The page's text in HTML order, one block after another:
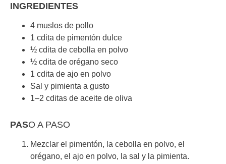
INGREDIENTES
4 muslos de pollo
1 cdita de pimentón dulce
½ cdita de cebolla en polvo
½ cdita de orégano seco
1 cdita de ajo en polvo
Sal y pimienta a gusto
1–2 cditas de aceite de oliva
PASO A PASO
Mezclar el pimentón, la cebolla en polvo, el
orégano, el ajo en polvo, la sal y la pimienta.